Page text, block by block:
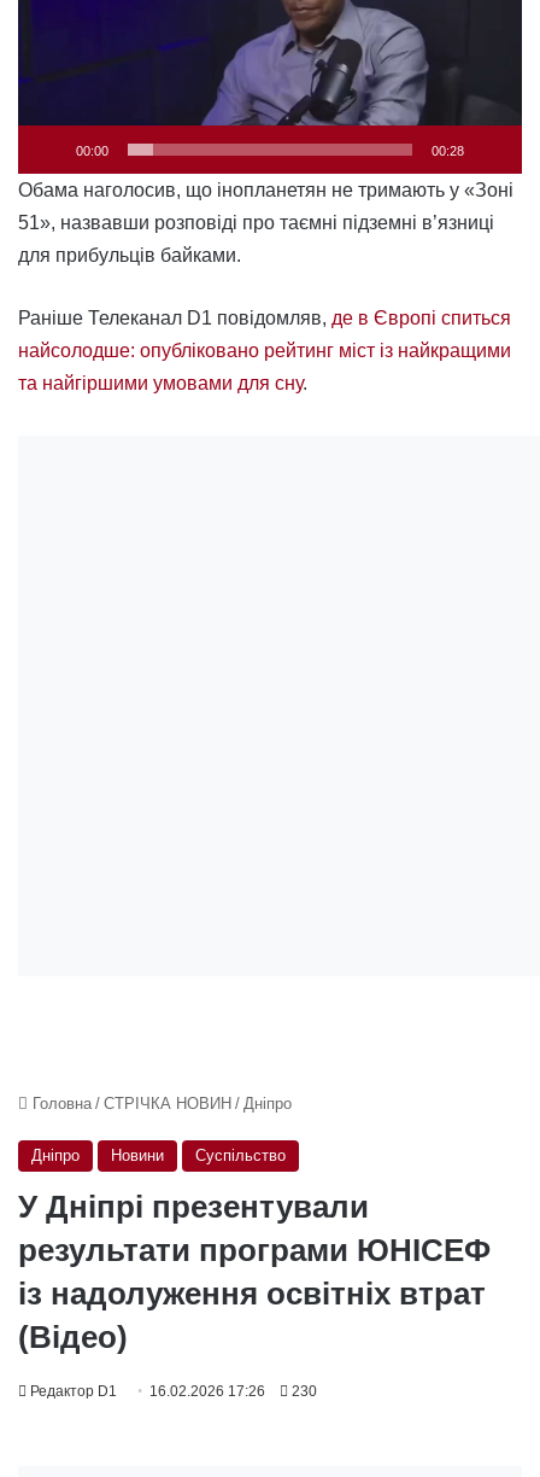
00:00 00:28
Обама наголосив, що інопланетян не тримають у «Зоні
51», назвавши розповіді про таємні підземні в’язниці
для прибульців байками.
Раніше Телеканал D1 повідомляв, де в Європі спиться
найсолодше: опубліковано рейтинг міст із найкращими
та найгіршими умовами для сну.